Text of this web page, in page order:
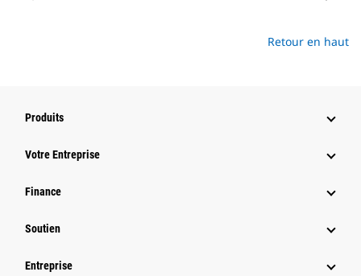
Retour en haut
Produits
Votre Entreprise
Finance
Soutien
Entreprise